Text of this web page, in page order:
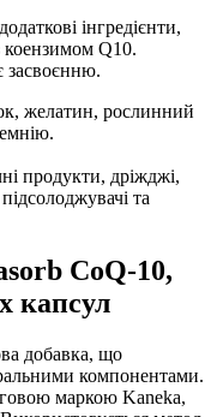
інгредієнти,
коензимом Q10.
засвоєнню.
желатин, рослинний
продукти, дріжджі,
та
CoQ-10,
капсул
добавка, що
компонентами.
маркою Kaneka,